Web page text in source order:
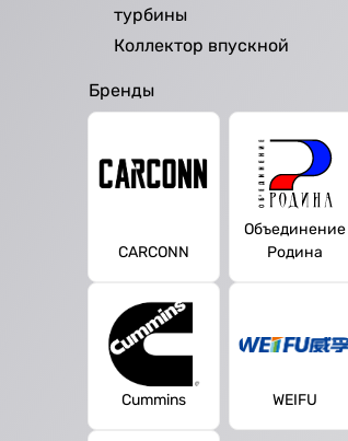
турбины
Коллектор впускной
Бренды
CARCONN
Объединение
Родина
Cummins WEIFU